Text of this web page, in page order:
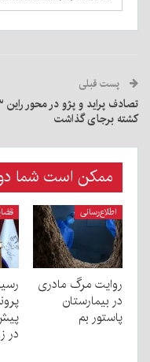
پست قبلی
تصادف
کشته برجای گذاشت
ممکن است شما
اطلاع‌رسانی
روایت مرگ مادری
در بیمارستان
پاستور بم
در